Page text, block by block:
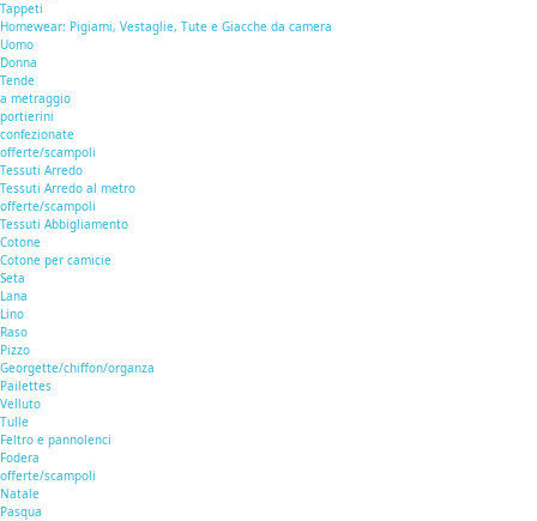
Tappeti
Homewear: Pigiami, Vestaglie, Tute e Giacche da camera
Uomo
Donna
Tende
a metraggio
portierini
confezionate
offerte/scampoli
Tessuti Arredo
Tessuti Arredo al metro
offerte/scampoli
Tessuti Abbigliamento
Cotone
Cotone per camicie
Seta
Lana
Lino
Raso
Pizzo
Georgette/chiffon/organza
Pailettes
Velluto
Tulle
Feltro e pannolenci
Fodera
offerte/scampoli
Natale
Pasqua